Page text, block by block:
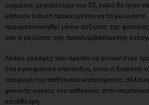
σώματος μεγαλύτερο του 25, καλό θα ήταν
κάποιον ειδικό προκειμένου να το
πραγματοποιηθεί μέσω αύξησης της
σας ή μείωσης της προσλαμβανόμενης
Άλλες αλλαγές που πρέπει να γίνουν στον
ένα εγκεφαλικό επεισόδιο, είναι η διακοπή
αποφυγή του παθητικού καπνίσματος, αλλά
ψυχικής υγείας του ασθενούς στην
κατάθλιψη.